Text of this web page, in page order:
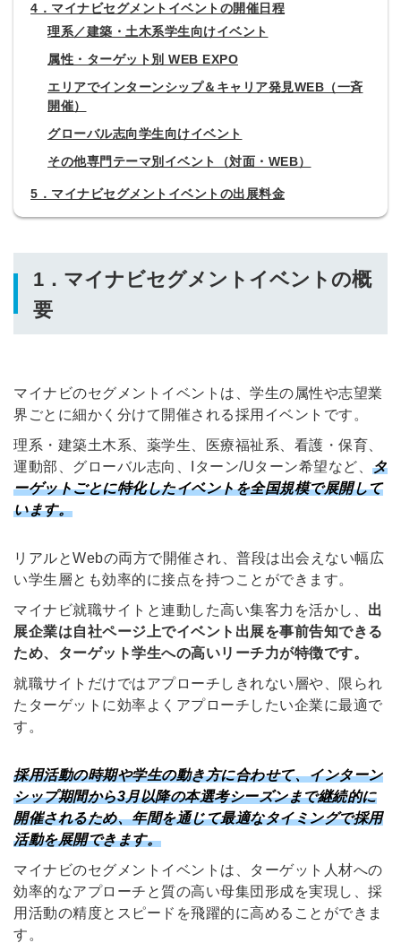
4．マイナビセグメントイベントの開催日程
理系／建築・土木系学生向けイベント
属性・ターゲット別 WEB EXPO
エリアでインターンシップ＆キャリア発見WEB（一斉
開催）
グローバル志向学生向けイベント
その他専門テーマ別イベント（対面・WEB）
5．マイナビセグメントイベントの出展料金
1．マイナビセグメントイベント の概
要
マイナビのセグメントイベントは、学生の属性や志望業
界ごとに細かく分けて開催される採用イベントです。
理系・建築土木系、薬学生、医療福祉系、看護・保育、
運動部、グローバル志向、Iターン/Uターン希望など、 タ
ーゲットごとに特化したイベントを全国規模で展開して
います。
リアルとWebの両方で開催され、普段は出会えない幅広
い学生層とも効率的に接点を持つことができます。
マイナビ就職サイトと連動した高い集客力を活かし、 出
展企業は自社ページ上でイベント出展を事前告知できる
ため、ターゲット学生への高いリーチ力が特徴です。
就職サイトだけではアプローチしきれない層や、限られ
たターゲットに効率よくアプローチしたい企業に最適で
す。
採用活動の時期や学生の動き方に合わせて、インターン
シップ期間から3月以降の本選考シーズンまで継続的に
開催されるため、年間を通じて最適なタイミングで採用
活動を展開できます。
マイナビのセグメントイベントは、ターゲット人材への
効率的なアプローチと質の高い母集団形成を実現し、採
用活動の精度とスピードを飛躍的に高めることができま
す。